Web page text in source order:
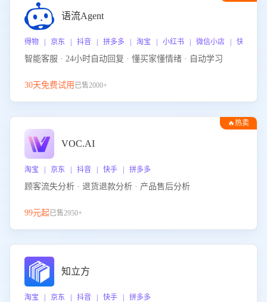
语流Agent
得物 | 京东 | 抖音 | 拼多多 | 淘宝 | 小红书 | 微信小店 | 快手 |
智能客服 · 24小时自动回复 · 懂买家懂情绪 · 自动学习
30天免费试用 已售2000+
🔥热卖
VOC.AI
淘宝 | 京东 | 抖音 | 快手 | 拼多多
顾客流失分析 · 退货退款分析 · 产品售后分析
99元起已售2950+
知立方
淘宝 | 京东 | 抖音 | 快手 | 拼多多